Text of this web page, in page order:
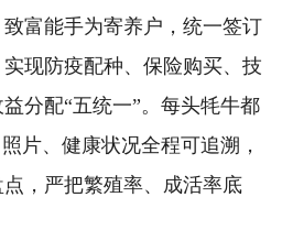
富能手为寄养户，统一签订
现防疫配种、保险购买、技
分配“五统一”。每头牦牛都
片、健康状况全程可追溯，
，严把繁殖率、成活率底